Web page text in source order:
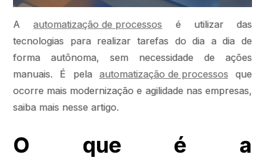
Aautomatização de processos é utilizar das
tecnologias para realizar tarefas do dia a dia de
forma autônoma, sem necessidade de ações
manuais. É pela automatização de processosque
ocorre mais modernização e agilidade nas empresas,
saiba mais nesse artigo.
O que é a